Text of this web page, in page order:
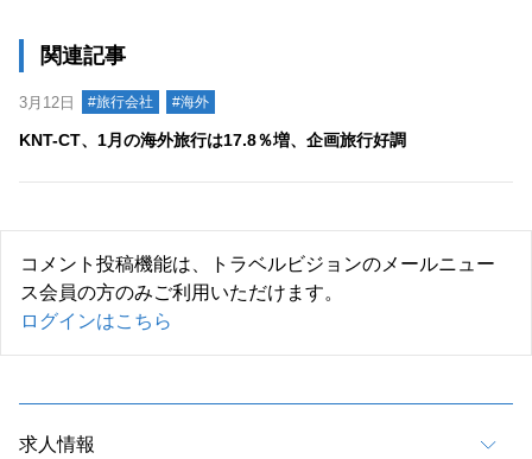
関連記事
3月12日 #旅行会社 #海外
KNT-CT、1月の海外旅行は17.8％増、企画旅行好調
コメント投稿機能は、トラベルビジョンのメールニュー
ス会員の方のみご利用いただけます。
ログインはこちら
求人情報